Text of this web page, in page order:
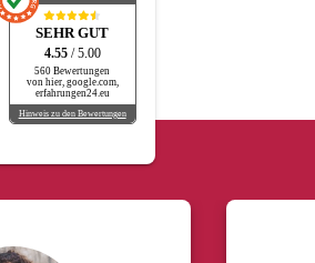
SEHR GUT
4.55 / 5.00
560 Bewertungen
von hier, google.com,
erfahrungen24.eu
Hinweis zu den Bewertungen